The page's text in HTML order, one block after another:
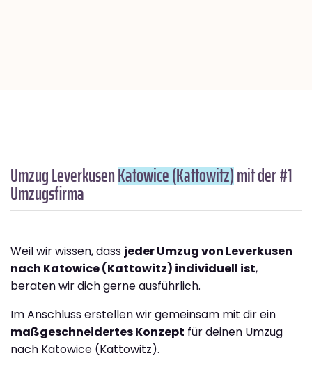
Umzug LeverkusenKatowice (Kattowitz)mit der #1
Umzugsfirma
Weil wir wissen, dass jeder Umzug von Leverkusen
nach Katowice (Kattowitz) individuell ist,
beraten wir dich gerne ausführlich.
Im Anschluss erstellen wir gemeinsam mit dir ein
maßgeschneidertes Konzept für deinen Umzug
nach Katowice (Kattowitz).